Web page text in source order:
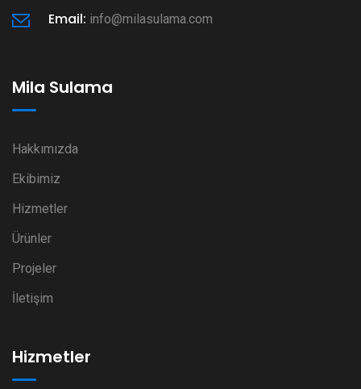
Email: info@milasulama.com
Mila Sulama
Hakkımızda
Ekibimiz
Hizmetler
Ürünler
Projeler
İletişim
Hizmetler